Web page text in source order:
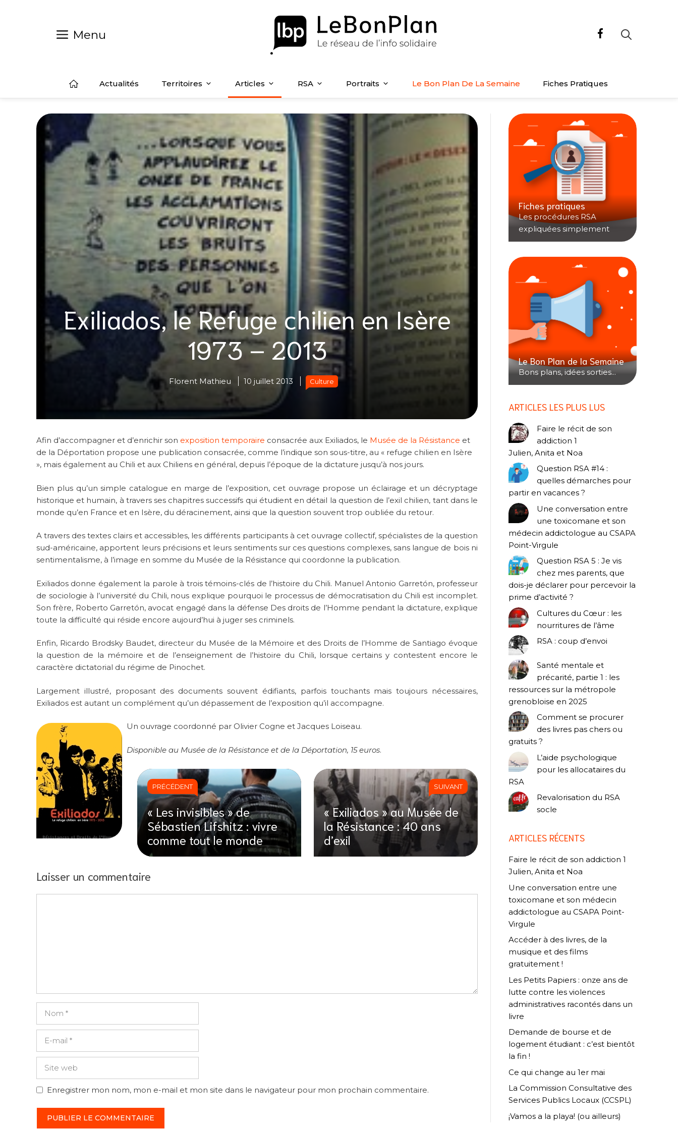
Menu
Actualités Territoires Articles RSA Portraits Le Bon Plan De La Semaine Fiches Pratiques
Exiliados, le Refuge chilien en Isère
1973 – 2013
Florent Mathieu 10 juillet 2013 Culture
Afin d’accompagner et d’enrichir son exposition temporaire consacrée aux Exiliados, le Musée de la Résistance et
de la Déportation propose une publication consacrée, comme l’indique son sous-titre, au « refuge chilien en Isère
», mais également au Chili et aux Chiliens en général, depuis l’époque de la dictature jusqu’à nos jours.
Bien plus qu’un simple catalogue en marge de l’exposition, cet ouvrage propose un éclairage et un décryptage
historique et humain, à travers ses chapitres successifs qui étudient en détail la question de l’exil chilien, tant dans le
monde qu’en France et en Isère, du déracinement, ainsi que la question souvent trop oubliée du retour.
A travers des textes clairs et accessibles, les différents participants à cet ouvrage collectif, spécialistes de la question
sud-américaine, apportent leurs précisions et leurs sentiments sur ces questions complexes, sans langue de bois ni
sentimentalisme, à l’image en somme du Musée de la Résistance qui coordonne la publication.
Exiliados donne également la parole à trois témoins-clés de l’histoire du Chili. Manuel Antonio Garretón, professeur
de sociologie à l’université du Chili, nous explique pourquoi le processus de démocratisation du Chili est incomplet.
Son frère, Roberto Garretón, avocat engagé dans la défense Des droits de l’Homme pendant la dictature, explique
toute la difficulté qui réside encore aujourd’hui à juger ses criminels.
Enfin, Ricardo Brodsky Baudet, directeur du Musée de la Mémoire et des Droits de l’Homme de Santiago évoque
la question de la mémoire et de l’enseignement de l’histoire du Chili, lorsque certains y contestent encore le
caractère dictatorial du régime de Pinochet.
Largement illustré, proposant des documents souvent édifiants, parfois touchants mais toujours nécessaires,
Exiliados est autant un complément qu’un dépassement de l’exposition qu’il accompagne.
Un ouvrage coordonné par Olivier Cogne et Jacques Loiseau.
Disponible au Musée de la Résistance et de la Déportation, 15 euros.
PRÉCÉDENT
« Les invisibles » de
Sébastien Lifshitz : vivre
comme tout le monde
SUIVANT
« Exiliados » au Musée de
la Résistance : 40 ans
d’exil
Laisser un commentaire
Enregistrer mon nom, mon e-mail et mon site dans le navigateur pour mon prochain commentaire.
Fiches pratiques
Les procédures RSA
expliquées simplement
Le Bon Plan de la Semaine
Bons plans, idées sorties...
ARTICLES LES PLUS LUS
Faire le récit de son
addiction 1
Julien, Anita et Noa
Question RSA #14 :
quelles démarches pour
partir en vacances ?
Une conversation entre
une toxicomane et son
médecin addictologue au CSAPA
Point-Virgule
Question RSA 5 : Je vis
chez mes parents, que
dois-je déclarer pour percevoir la
prime d’activité ?
Cultures du Cœur : les
nourritures de l’âme
RSA : coup d’envoi
Santé mentale et
précarité, partie 1 : les
ressources sur la métropole
grenobloise en 2025
Comment se procurer
des livres pas chers ou
gratuits ?
L’aide psychologique
pour les allocataires du
RSA
Revalorisation du RSA
socle
ARTICLES RÉCENTS
Faire le récit de son addiction 1
Julien, Anita et Noa
Une conversation entre une
toxicomane et son médecin
addictologue au CSAPA Point-
Virgule
Accéder à des livres, de la
musique et des films
gratuitement !
Les Petits Papiers : onze ans de
lutte contre les violences
administratives racontés dans un
livre
Demande de bourse et de
logement étudiant : c’est bientôt
la fin !
Ce qui change au 1er mai
La Commission Consultative des
Services Publics Locaux (CCSPL)
¡Vamos a la playa! (ou ailleurs)